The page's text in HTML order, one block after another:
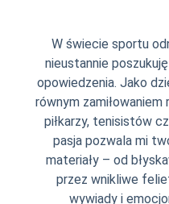
W świecie sportu
nieustannie
opowiedzenia. Jako
równym zamiłowaniem
piłkarzy, tenisistów
pasja pozwala mi
materiały – od
przez wnikliwe
wywiady i